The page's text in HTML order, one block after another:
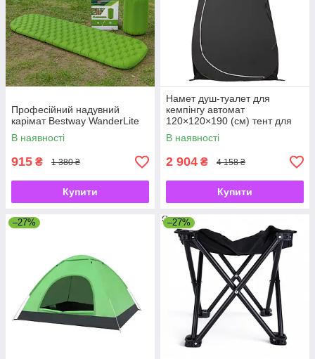
Професійний надувний
карімат Bestway WanderLite
В наявності
915 ₴ 1 380 ₴
Купити
Намет душ-туалет для
кемпінгу автомат
120×120×190 (см) тент для
душу та туалету туристичний
LU-015DB Чорний
В наявності
2 904 ₴ 4 158 ₴
Купити
–27% –27%